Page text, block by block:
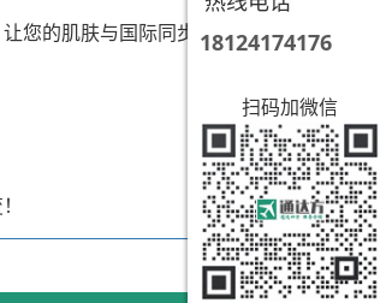
您的肌肤与国际同步，尽享护肤之美。
18124174176
扫码加微信